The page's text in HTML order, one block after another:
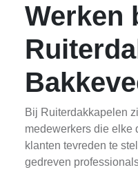
Werken
Bij Ruiterdakkapelen
medewerkers die elke
klanten tevreden te
gedreven